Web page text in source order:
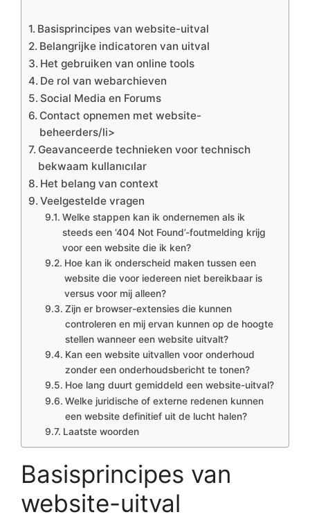
Basisprincipes van website-uitval
Belangrijke indicatoren van uitval
Het gebruiken van online tools
De rol van webarchieven
Social Media en Forums
Contact opnemen met website-
beheerders/li>
Geavanceerde technieken voor technisch
bekwaam kullanıcılar
Het belang van context
Veelgestelde vragen
Welke stappen kan ik ondernemen als ik
steeds een ‘404 Not Found’-foutmelding krijg
voor een website die ik ken?
Hoe kan ik onderscheid maken tussen een
website die voor iedereen niet bereikbaar is
versus voor mij alleen?
Zijn er browser-extensies die kunnen
controleren en mij ervan kunnen op de hoogte
stellen wanneer een website uitvalt?
Kan een website uitvallen voor onderhoud
zonder een onderhoudsbericht te tonen?
Hoe lang duurt gemiddeld een website-uitval?
Welke juridische of externe redenen kunnen
een website definitief uit de lucht halen?
Laatste woorden
Basisprincipes van
website-uitval